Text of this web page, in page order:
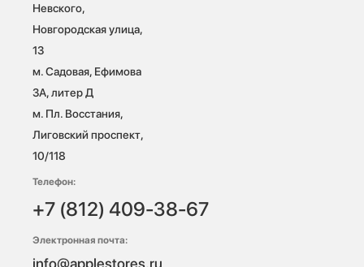
Невского,
Новгородская улица,
13
м. Садовая, Ефимова
3А, литер Д
м. Пл. Восстания,
Лиговский проспект,
10/118
Телефон:
+7 (812) 409-38-67
Электронная почта:
info@applestores.ru